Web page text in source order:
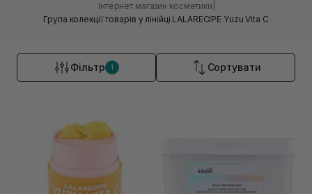
Інтернет магазин косметики
Група колекції товарів у лінійці LALARECIPE Yuzu Vita C
Фільтр 1 Сортувати